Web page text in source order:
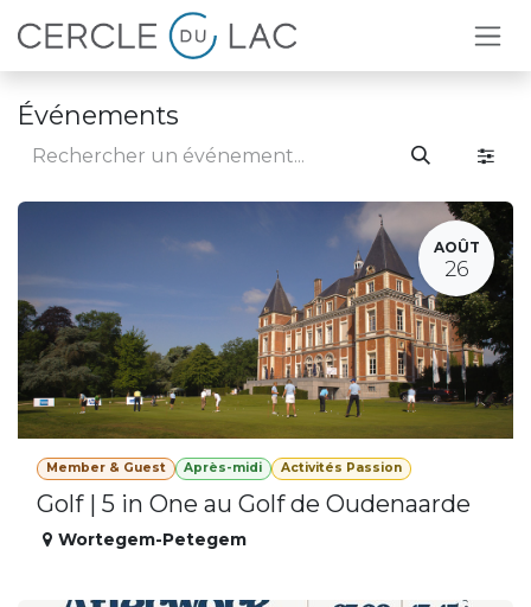
Se rendre au contenu
Événements
AOÛT
26
Member & Guest Après-midi Activités Passion
Golf | 5 in One au Golf de Oudenaarde
Wortegem-Petegem